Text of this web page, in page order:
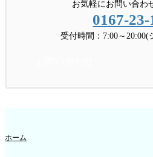
お気軽にお問い合わ
0167-23-
受付時間：7:00～20:00(
ホーム